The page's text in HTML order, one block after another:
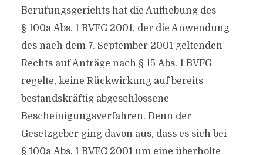
Berufungsgerichts hat die Aufhebung des
§ 100a Abs. 1 BVFG 2001, der die Anwendung
des nach dem 7. September 2001 geltenden
Rechts auf Anträge nach § 15 Abs. 1 BVFG
regelte, keine Rückwirkung auf bereits
bestandskräftig abgeschlossene
Bescheinigungsverfahren. Denn der
Gesetzgeber ging davon aus, dass es sich bei
§ 100a Abs. 1 BVFG 2001 um eine überholte